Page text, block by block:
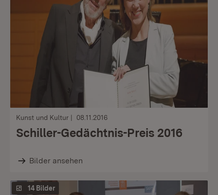
Kunst und Kultur 08.11.2016
Schiller-Gedächtnis-Preis 2016
Bilder ansehen
14 Bilder